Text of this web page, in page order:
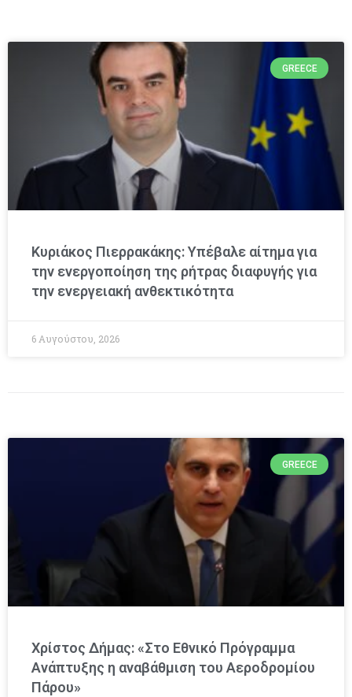
GREECE
Κυριάκος Πιερρακάκης: Υπέβαλε αίτημα για
την ενεργοποίηση της ρήτρας διαφυγής για
την ενεργειακή ανθεκτικότητα
6 Αυγούστου, 2026
GREECE
Χρίστος Δήμας: «Στο Εθνικό Πρόγραμμα
Ανάπτυξης η αναβάθμιση του Αεροδρομίου
Πάρου»